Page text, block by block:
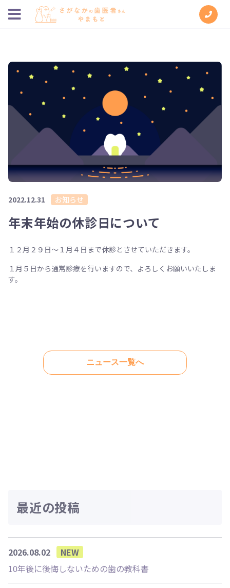
2022.12.31 お知らせ
年末年始の休診日について
１２月２９日～１月４日まで休診とさせていただきます。
１月５日から通常診療を行いますので、よろしくお願いいたしま
す。
ニュース一覧へ
最近の投稿
2026.08.02
NEW
10年後に後悔しないための歯の教科書